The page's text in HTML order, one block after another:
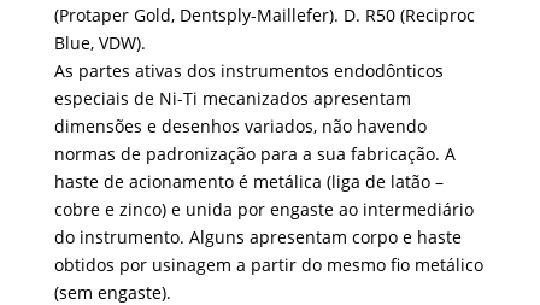
(Protaper Gold, Dentsply-Maillefer). D. R50 (Reciproc
Blue, VDW).
As partes ativas dos instrumentos endodônticos
especiais de Ni-Ti mecanizados apresentam
dimensões e desenhos variados, não havendo
normas de padronização para a sua fabricação. A
haste de acionamento é metálica (liga de latão –
cobre e zinco) e unida por engaste ao intermediário
do instrumento. Alguns apresentam corpo e haste
obtidos por usinagem a partir do mesmo fio metálico
(sem engaste).